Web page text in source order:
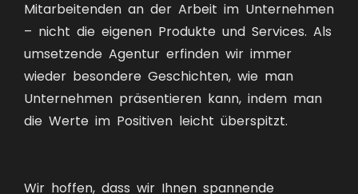
Mitarbeitenden an der Arbeit im Unternehmen
– nicht die eigenen Produkte und Services. Als
umsetzende Agentur erfinden wir immer
wieder besondere Geschichten, wie man
Unternehmen präsentieren kann, indem man
die Werte im Positiven leicht überspitzt.
Wir hoffen, dass wir Ihnen spannende